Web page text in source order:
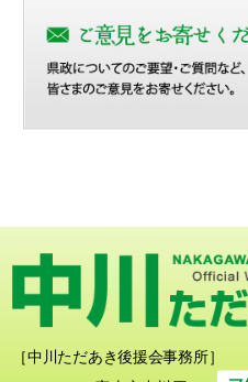
［中川ただあき後援会事務所］